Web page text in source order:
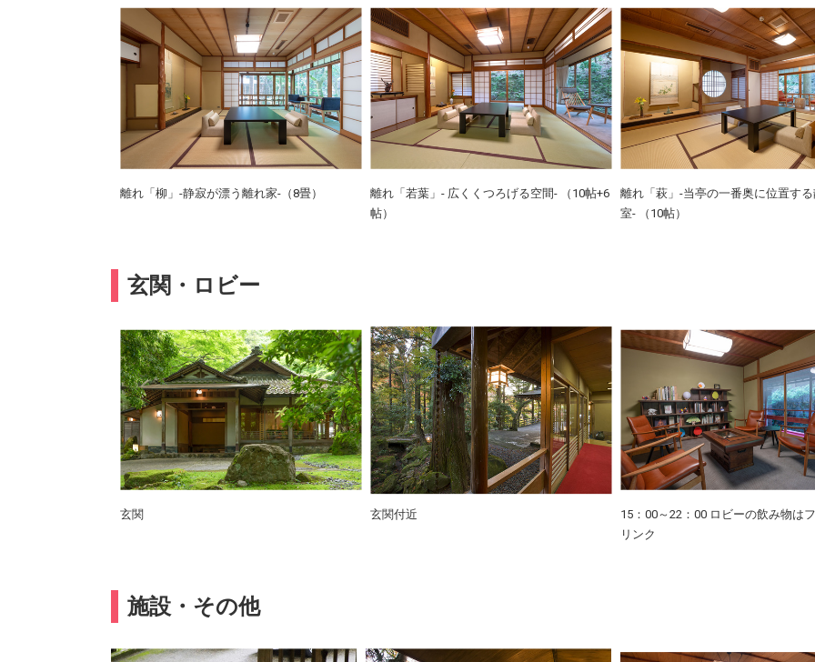
離れ「柳」-静寂が漂う離れ家-（8畳）
離れ「若葉」- 広くくつろげる空間- （10帖+6
帖）
離れ「萩」-当亭の一番奥に位置す
室- （10帖）
玄関・ロビー
玄関 玄関付近
15：00～22：00 ロビーの飲み物は
リンク
施設・その他